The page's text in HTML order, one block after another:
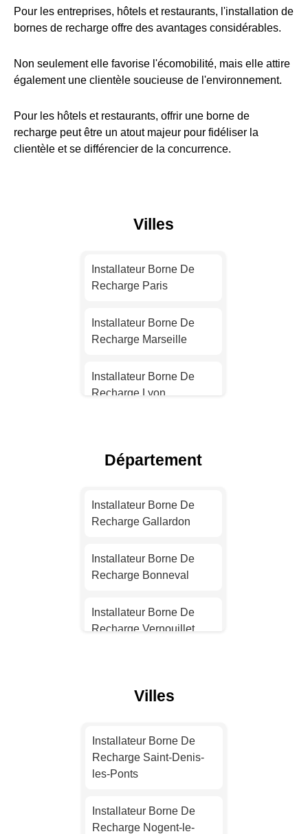
Pour les entreprises, hôtels et restaurants, l'installation de
bornes de recharge offre des avantages considérables.
Non seulement elle favorise l'écomobilité, mais elle attire
également une clientèle soucieuse de l'environnement.
Pour les hôtels et restaurants, offrir une borne de
recharge peut être un atout majeur pour fidéliser la
clientèle et se différencier de la concurrence.
Villes
Installateur Borne De
Recharge Paris
Installateur Borne De
Recharge Marseille
Installateur Borne De
Recharge Lyon
Recharge Nice
Recharge Nantes
Recharge Strasbourg
Installateur Borne De
Installateur Borne De
Recharge Lille
Installateur Borne De
Recharge Rennes
Département
Installateur Borne De
Recharge Gallardon
Installateur Borne De
Recharge Bonneval
Installateur Borne De
Recharge Vernouillet
Recharge Chartres
Installateur Borne De
Installateur Borne De
Villes
Installateur Borne De
Recharge Saint-Denis-
les-Ponts
Installateur Borne De
Recharge Nogent-le-